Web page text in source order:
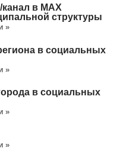
канал в МАХ
структуры
»
в социальных
»
в социальных
»
»